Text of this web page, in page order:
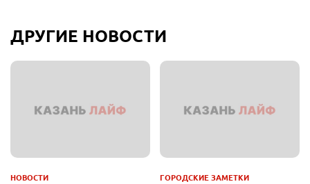
ДРУГИЕ НОВОСТИ
НОВОСТИ ГОРОДСКИЕ ЗАМЕТКИ